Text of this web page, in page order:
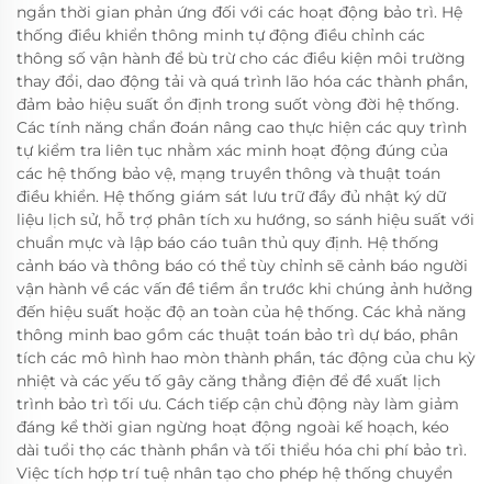
ngắn thời gian phản ứng đối với các hoạt động bảo trì. Hệ
thống điều khiển thông minh tự động điều chỉnh các
thông số vận hành để bù trừ cho các điều kiện môi trường
thay đổi, dao động tải và quá trình lão hóa các thành phần,
đảm bảo hiệu suất ổn định trong suốt vòng đời hệ thống.
Các tính năng chẩn đoán nâng cao thực hiện các quy trình
tự kiểm tra liên tục nhằm xác minh hoạt động đúng của
các hệ thống bảo vệ, mạng truyền thông và thuật toán
điều khiển. Hệ thống giám sát lưu trữ đầy đủ nhật ký dữ
liệu lịch sử, hỗ trợ phân tích xu hướng, so sánh hiệu suất với
chuẩn mực và lập báo cáo tuân thủ quy định. Hệ thống
cảnh báo và thông báo có thể tùy chỉnh sẽ cảnh báo người
vận hành về các vấn đề tiềm ẩn trước khi chúng ảnh hưởng
đến hiệu suất hoặc độ an toàn của hệ thống. Các khả năng
thông minh bao gồm các thuật toán bảo trì dự báo, phân
tích các mô hình hao mòn thành phần, tác động của chu kỳ
nhiệt và các yếu tố gây căng thẳng điện để đề xuất lịch
trình bảo trì tối ưu. Cách tiếp cận chủ động này làm giảm
đáng kể thời gian ngừng hoạt động ngoài kế hoạch, kéo
dài tuổi thọ các thành phần và tối thiểu hóa chi phí bảo trì.
Việc tích hợp trí tuệ nhân tạo cho phép hệ thống chuyển